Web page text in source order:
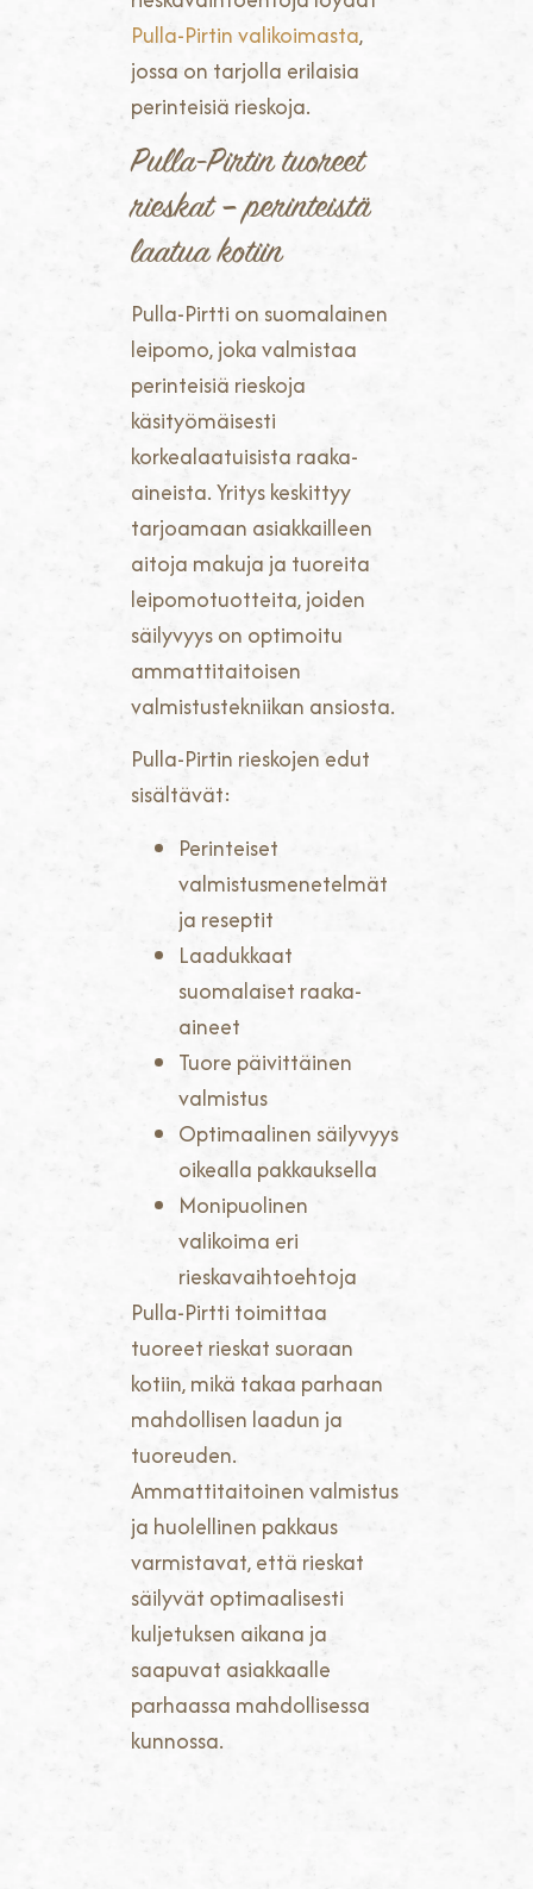
Pulla-Pirtin valikoimasta,
jossa on tarjolla erilaisia
perinteisiä rieskoja.
Pulla-Pirtin tuoreet
rieskat – perinteistä
laatua kotiin
Pulla-Pirtti on suomalainen
leipomo, joka valmistaa
perinteisiä rieskoja
käsityömäisesti
korkealaatuisista raaka-
aineista. Yritys keskittyy
tarjoamaan asiakkailleen
aitoja makuja ja tuoreita
leipomotuotteita, joiden
säilyvyys on optimoitu
ammattitaitoisen
valmistustekniikan ansiosta.
Pulla-Pirtin rieskojen edut
sisältävät:
Perinteiset
valmistusmenetelmät
ja reseptit
Laadukkaat
suomalaiset raaka-
aineet
Tuore päivittäinen
valmistus
Optimaalinen säilyvyys
oikealla pakkauksella
Monipuolinen
valikoima eri
rieskavaihtoehtoja
Pulla-Pirtti toimittaa
tuoreet rieskat suoraan
kotiin, mikä takaa parhaan
mahdollisen laadun ja
tuoreuden.
Ammattitaitoinen valmistus
ja huolellinen pakkaus
varmistavat, että rieskat
säilyvät optimaalisesti
kuljetuksen aikana ja
saapuvat asiakkaalle
parhaassa mahdollisessa
kunnossa.